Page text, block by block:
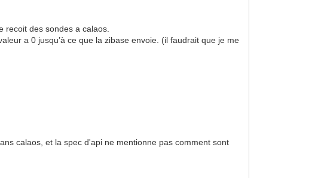
recoit des sondes a calaos.
a 0 jusqu’à ce que la zibase envoie. (il faudrait que je me
calaos, et la spec d'api ne mentionne pas comment sont